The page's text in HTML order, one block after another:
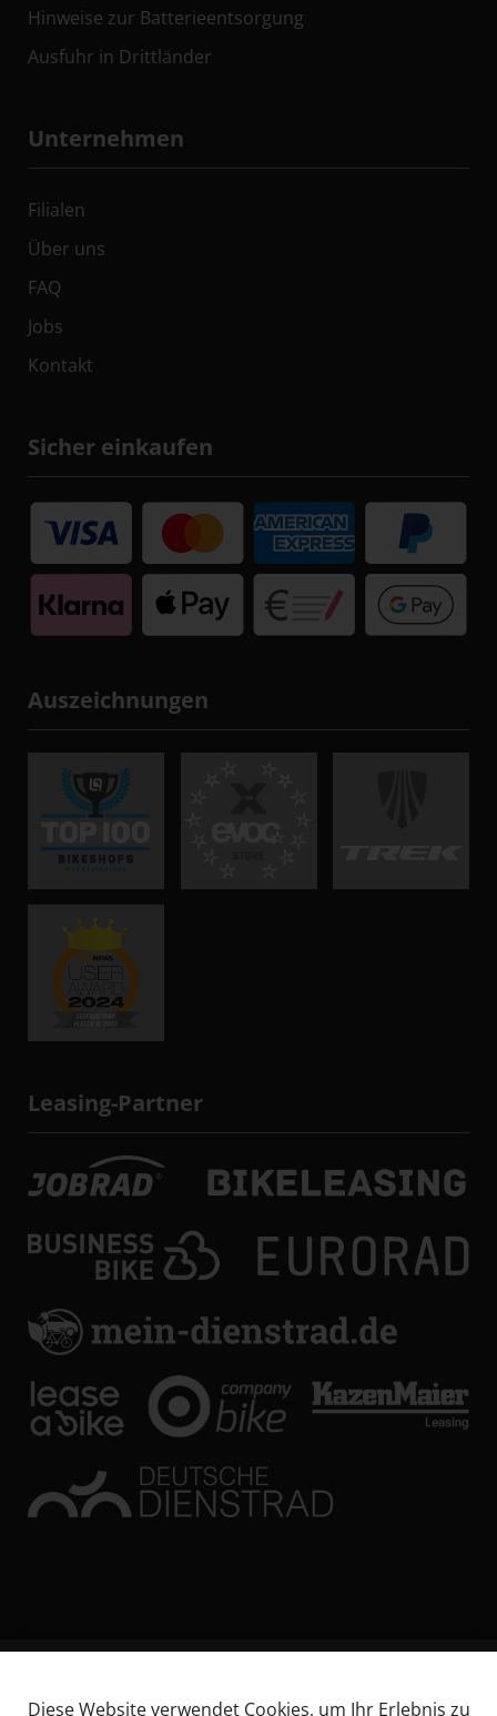
Hinweise zur Batterieentsorgung
Ausfuhr in Drittländer
Unternehmen
Filialen
Über uns
FAQ
Jobs
Kontakt
Sicher einkaufen
Auszeichnungen
Leasing-Partner
Diese Website verwendet Cookies, um Ihr Erlebnis zu